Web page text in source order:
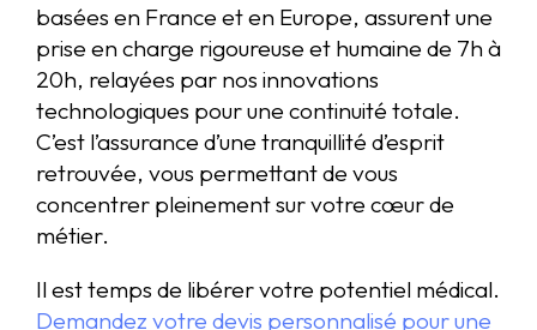
basées en France et en Europe, assurent une
prise en charge rigoureuse et humaine de 7h à
20h, relayées par nos innovations
technologiques pour une continuité totale.
C’est l’assurance d’une tranquillité d’esprit
retrouvée, vous permettant de vous
concentrer pleinement sur votre cœur de
métier.
Il est temps de libérer votre potentiel médical.
Demandez votre devis personnalisé pour une